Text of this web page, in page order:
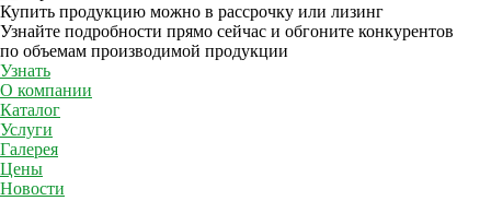
Купить продукцию можно в рассрочку или лизинг
Узнайте подробности прямо сейчас и обгоните конкурентов
по объемам производимой продукции
Узнать
О компании
Каталог
Услуги
Галерея
Цены
Новости